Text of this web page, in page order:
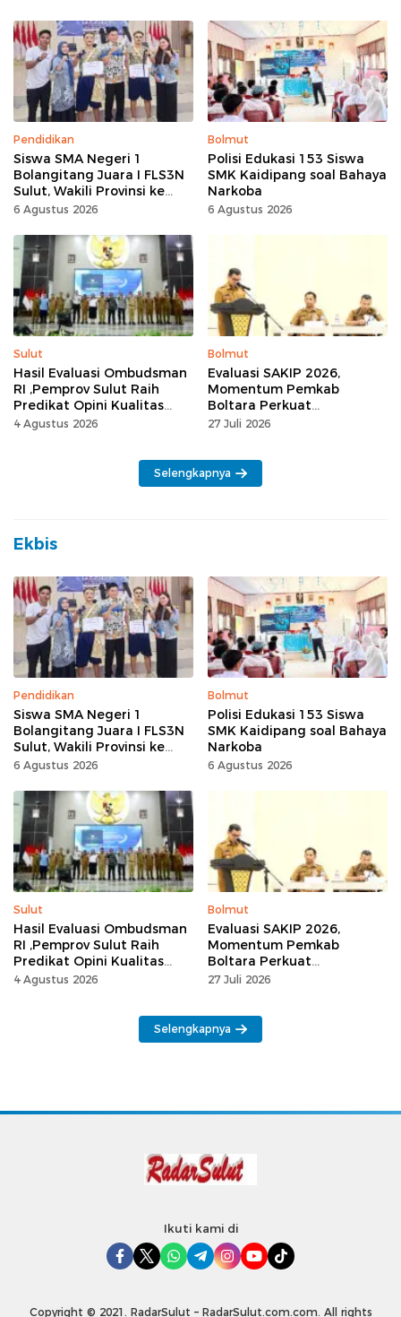
Pendidikan
Siswa SMA Negeri 1
Bolangitang Juara I FLS3N
Sulut, Wakili Provinsi ke
Tingkat Nasional
6 Agustus 2026
Bolmut
Polisi Edukasi 153 Siswa
SMK Kaidipang soal Bahaya
Narkoba
6 Agustus 2026
Sulut
Hasil Evaluasi Ombudsman
RI ,Pemprov Sulut Raih
Predikat Opini Kualitas
Tinggi Tanpa
4 Agustus 2026
Bolmut
Evaluasi SAKIP 2026,
Momentum Pemkab
Boltara Perkuat
Akuntabilitas dan Kinerja
27 Juli 2026
Selengkapnya
Ekbis
Pendidikan
Siswa SMA Negeri 1
Bolangitang Juara I FLS3N
Sulut, Wakili Provinsi ke
Tingkat Nasional
6 Agustus 2026
Bolmut
Polisi Edukasi 153 Siswa
SMK Kaidipang soal Bahaya
Narkoba
6 Agustus 2026
Sulut
Hasil Evaluasi Ombudsman
RI ,Pemprov Sulut Raih
Predikat Opini Kualitas
Tinggi Tanpa
4 Agustus 2026
Bolmut
Evaluasi SAKIP 2026,
Momentum Pemkab
Boltara Perkuat
Akuntabilitas dan Kinerja
27 Juli 2026
Selengkapnya
Ikuti kami di
Copyright © 2021. RadarSulut – RadarSulut.com.com. All rights